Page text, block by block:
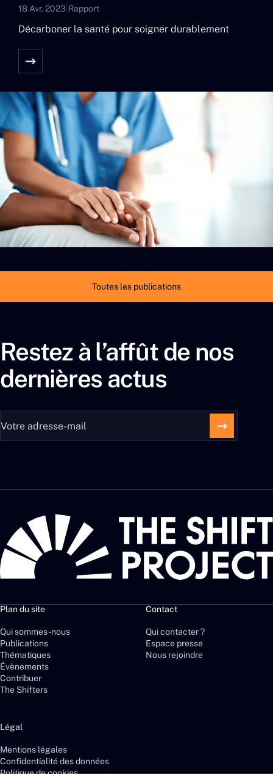
Toutes les publications
18 Avr. 2023 Rapport
Décarboner la santé pour soigner durablement
Restez à l’affût de nos
dernières actus
Plan du site
Qui sommes-nous
Publications
Thématiques
Évènements
Contribuer
The Shifters
Contact
Qui contacter ?
Espace presse
Nous rejoindre
Légal
Mentions légales
Confidentialité des données